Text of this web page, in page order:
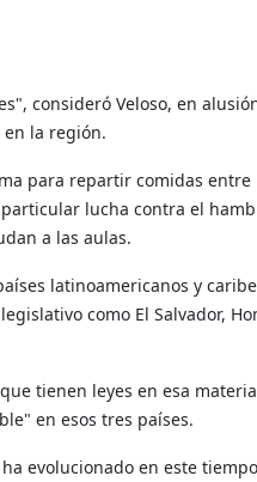
consideró Veloso, en
la región.
para repartir comidas
lucha contra el
a las aulas.
latinoamericanos y
como El Salvador,
tienen leyes en esa
en esos tres países.
evolucionado en este